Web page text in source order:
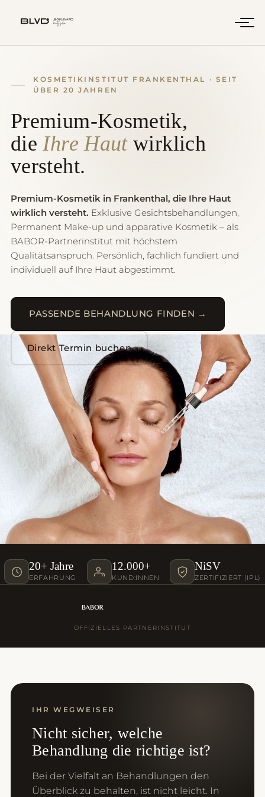
KOSMETIKINSTITUT FRANKENTHAL · SEIT
ÜBER 20 JAHREN
Premium-Kosmetik,
dieIhre Hautwirklich
versteht.
Premium-Kosmetik in Frankenthal, die Ihre Haut
wirklich versteht. Exklusive Gesichtsbehandlungen,
Permanent Make-up und apparative Kosmetik – als
BABOR-Partnerinstitut mit höchstem
Qualitätsanspruch. Persönlich, fachlich fundiert und
individuell auf Ihre Haut abgestimmt.
PASSENDE BEHANDLUNG FINDEN →
Direkt Termin buchen
20+ Jahre
ERFAHRUNG
12.000+
KUND:INNEN
NiSV
ZERTIFIZIERT (IPL)
OFFIZIELLES PARTNERINSTITUT
IHR WEGWEISER
Nicht sicher, welche
Behandlung die richtige ist?
Bei der Vielfalt an Behandlungen den
Überblick zu behalten, ist nicht leicht. In